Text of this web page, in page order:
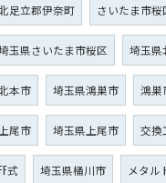
足立郡伊奈町 さいたま市桜
玉県さいたま市桜区 埼玉県
本市 埼玉県鴻巣市 鴻巣
上尾市 埼玉県上尾市 交換
式 埼玉県桶川市 メタル